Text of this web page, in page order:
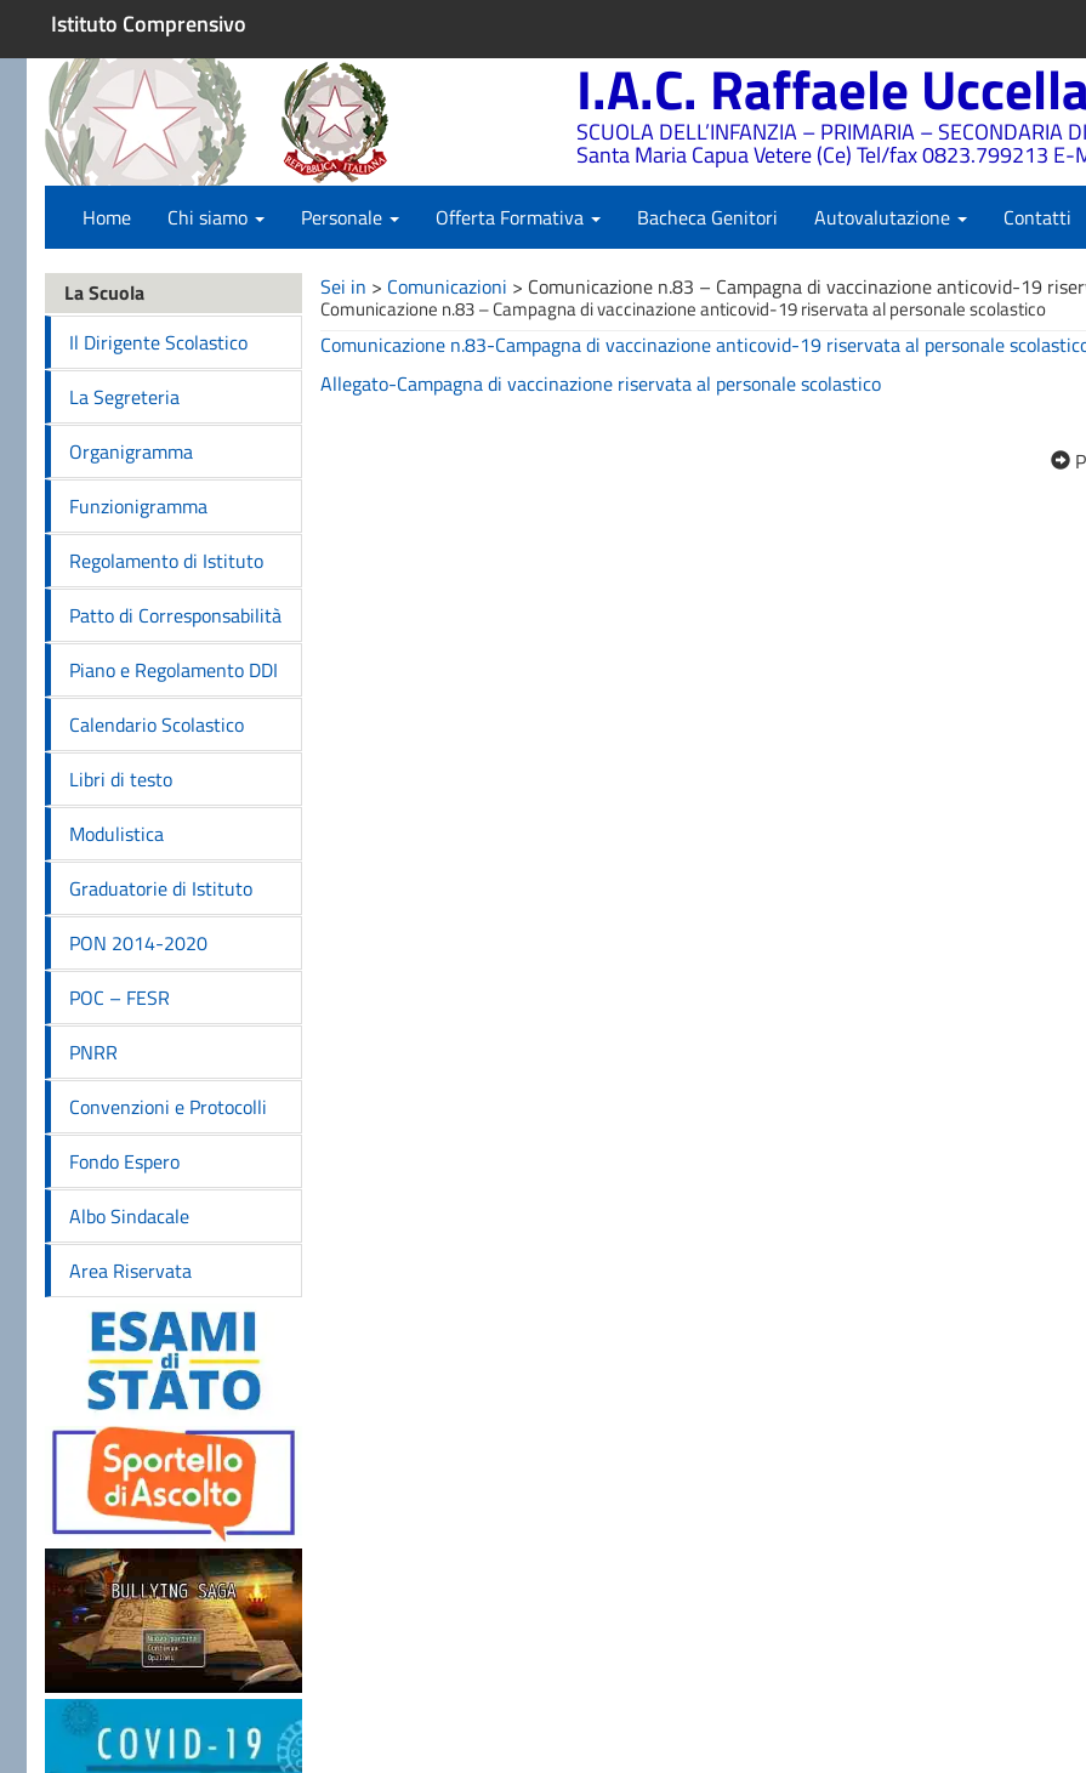
Istituto Comprensivo
I.A.C. Raffaele
SCUOLA DELL’INFANZIA – PRIMARIA –
Santa Maria Capua Vetere (Ce) Tel/fax 0823.799213
Home Chi siamo Personale Offerta Formativa Bacheca Genitori Autovalutazione Contatti
La Scuola
Il Dirigente Scolastico
La Segreteria
Organigramma
Funzionigramma
Regolamento di Istituto
Patto di Corresponsabilità
Piano e Regolamento DDI
Calendario Scolastico
Libri di testo
Modulistica
Graduatorie di Istituto
PON 2014-2020
POC – FESR
PNRR
Convenzioni e Protocolli
Fondo Espero
Albo Sindacale
Area Riservata
Sei in > Comunicazioni > Comunicazione n.83 – Campagna di vaccinazione anticovid-19
Comunicazione n.83 – Campagna di vaccinazione anticovid-19 riservata al personale scolastico
Comunicazione n.83-Campagna di vaccinazione anticovid-19 riservata al personale
Allegato-Campagna di vaccinazione riservata al personale scolastico